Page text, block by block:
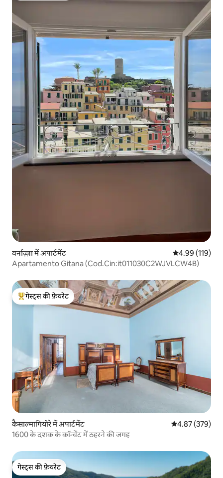
वर्नाज़्ज़ा में अपार्टमेंट औसत रेटिंग 5 में से
4.99 (119)
Apartamento Gitana (Cod.Cin:it011030C2WJVLCW4B)
गेस्ट्स का टॉप फ़ेवरेट
गेस्ट्स की फ़ेवरेट
कैसाल्मागियोरे में अपार्टमेंट औसत रेटिंग 5 में से
4.87 (379)
1600 के दशक के कॉन्वेंट में ठहरने की जगह
गेस्ट्स की फ़ेवरेट
गेस्ट्स की फ़ेवरेट